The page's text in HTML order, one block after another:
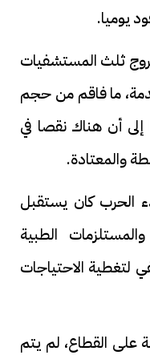
ثلث المستشفيات
ما فاقم من حجم
إلى أن هناك نقصا في
والمعتادة.
الحرب كان يستقبل
الطبية
لتغطية الاحتياجات
على القطاع، لم يتم